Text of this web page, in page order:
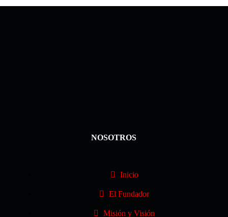
NOSOTROS
Inicio
El Fundador
Misión y Visión